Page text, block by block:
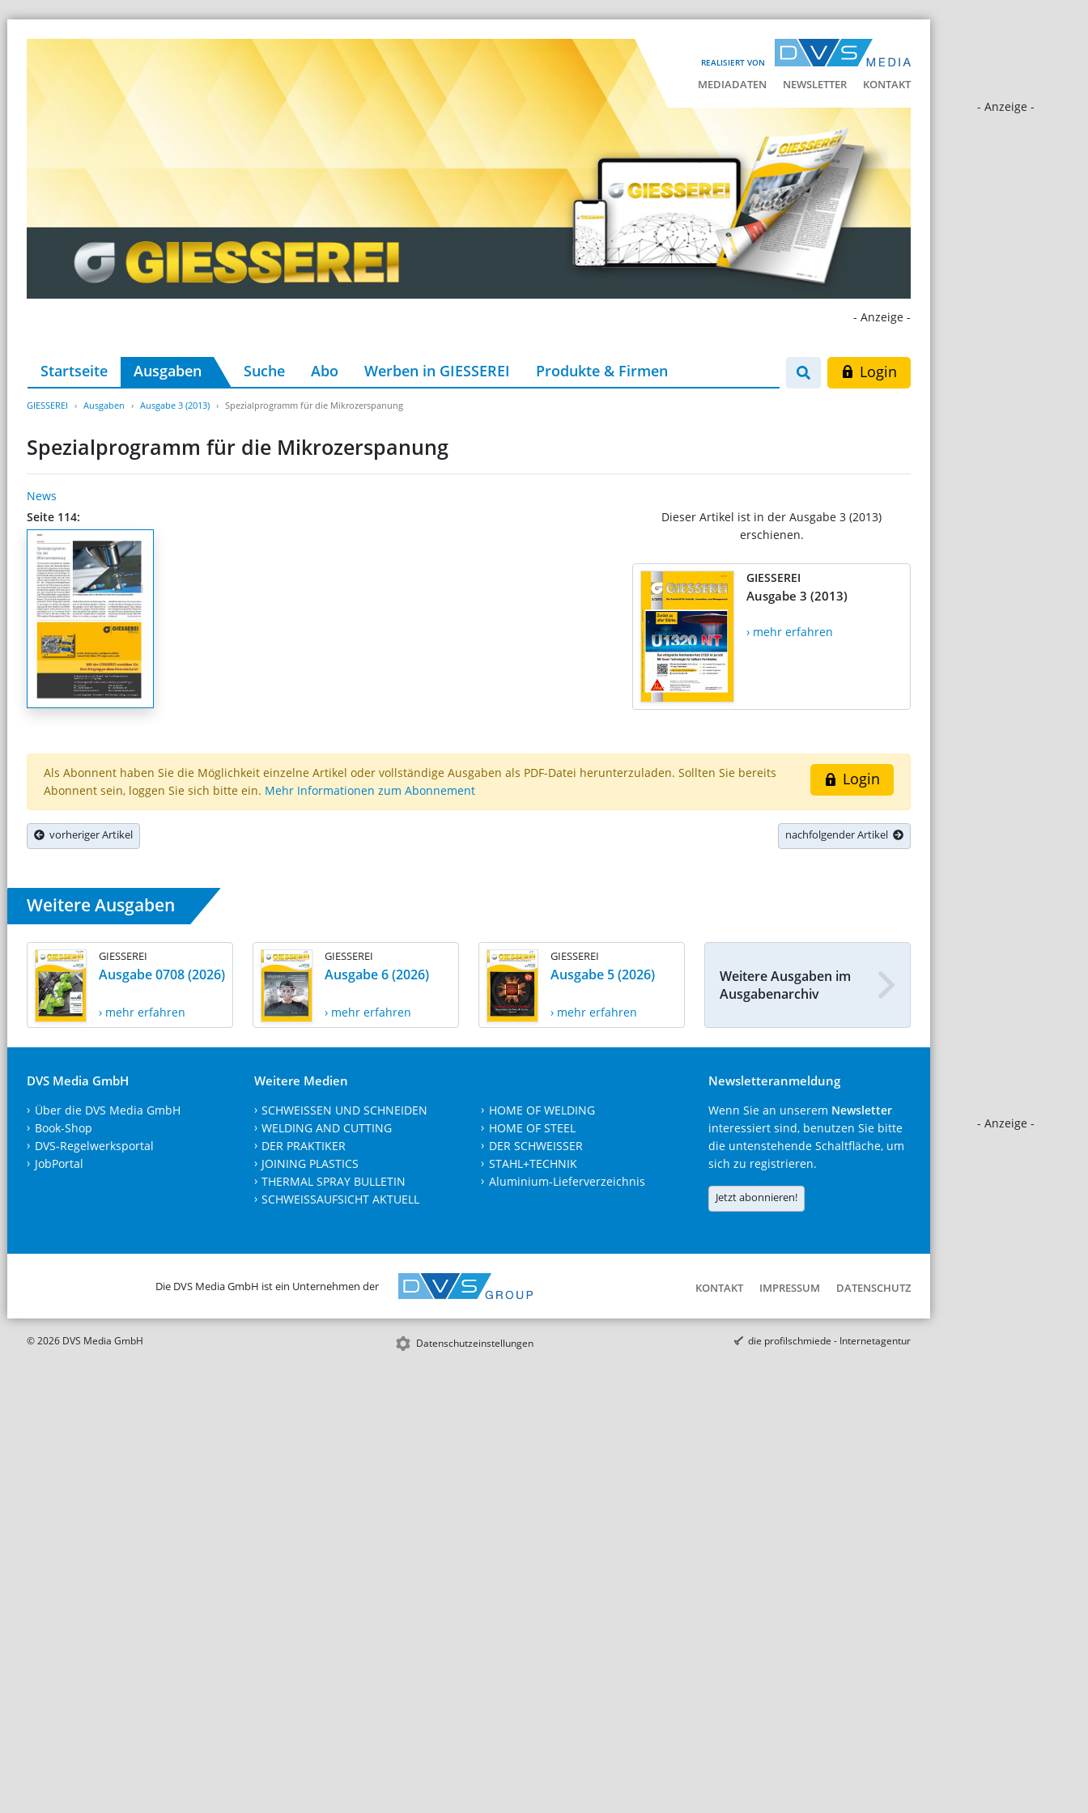
REALISIERT VON
MEDIADATEN NEWSLETTER KONTAKT
- Anzeige -
- Anzeige -
- Anzeige -
Startseite Ausgaben Suche Abo Werben in GIESSEREI Produkte & Firmen Login
GIESSEREI Ausgaben Ausgabe 3 (2013) Spezialprogramm für die Mikrozerspanung
Spezialprogramm für die Mikrozerspanung
News
Seite 114:
Dieser Artikel ist in der Ausgabe 3 (2013)
erschienen.
GIESSEREI
Ausgabe 3 (2013)
› mehr erfahren
Login
Als Abonnent haben Sie die Möglichkeit einzelne Artikel oder vollständige Ausgaben als PDF-Datei herunterzuladen. Sollten Sie bereits
Abonnent sein, loggen Sie sich bitte ein. Mehr Informationen zum Abonnement
vorheriger Artikel nachfolgender Artikel
Weitere Ausgaben
GIESSEREI
Ausgabe 0708 (2026)
› mehr erfahren
GIESSEREI
Ausgabe 6 (2026)
› mehr erfahren
GIESSEREI
Ausgabe 5 (2026)
› mehr erfahren
Weitere Ausgaben im
Ausgabenarchiv
DVS Media GmbH
Über die DVS Media GmbH
Book-Shop
DVS-Regelwerksportal
JobPortal
Weitere Medien
SCHWEISSEN UND SCHNEIDEN
WELDING AND CUTTING
DER PRAKTIKER
JOINING PLASTICS
THERMAL SPRAY BULLETIN
SCHWEISSAUFSICHT AKTUELL
HOME OF WELDING
HOME OF STEEL
DER SCHWEISSER
STAHL+TECHNIK
Aluminium-Lieferverzeichnis
Newsletteranmeldung
Wenn Sie an unserem Newsletter
interessiert sind, benutzen Sie bitte
die untenstehende Schaltfläche, um
sich zu registrieren.
Jetzt abonnieren!
Die DVS Media GmbH ist ein Unternehmen der KONTAKT IMPRESSUM DATENSCHUTZ
© 2026 DVS Media GmbH Datenschutzeinstellungen die profilschmiede - Internetagentur